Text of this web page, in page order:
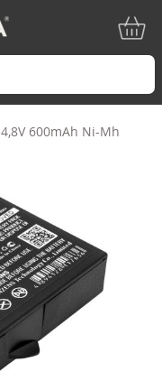
600mAh Ni-Mh